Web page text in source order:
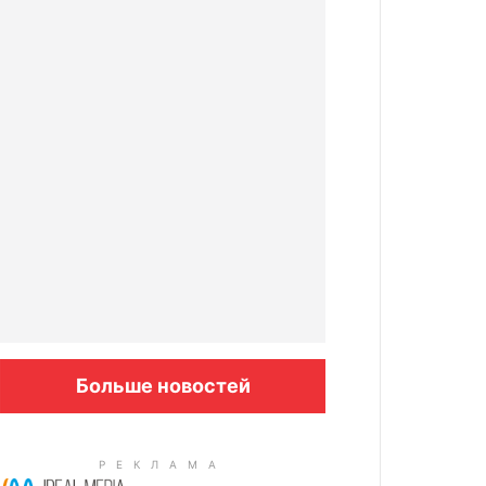
Больше новостей